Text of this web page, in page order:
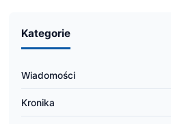
Kategorie
Wiadomości
Kronika